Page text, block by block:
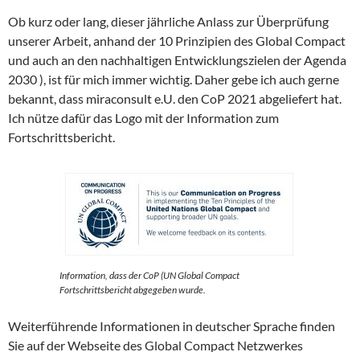
Ob kurz oder lang, dieser jährliche Anlass zur Überprüfung
unserer Arbeit, anhand der 10 Prinzipien des Global Compact
und auch an den nachhaltigen Entwicklungszielen der Agenda
2030 ), ist für mich immer wichtig. Daher gebe ich auch gerne
bekannt, dass miraconsult e.U. den CoP 2021 abgeliefert hat.
Ich nütze dafür das Logo mit der Information zum
Fortschrittsbericht.
Information, dass der CoP (UN Global Compact
Fortschrittsbericht abgegeben wurde.
Weiterführende Informationen in deutscher Sprache finden
Sie auf der Webseite des Global Compact Netzwerkes